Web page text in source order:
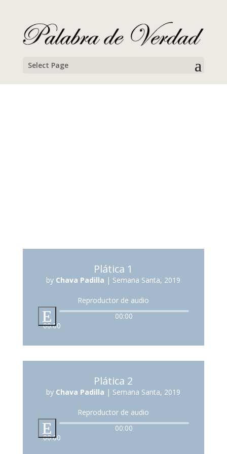
Select Page
Plática 1
by Chava Padilla | Semana Santa, 2019
Reproductor de audio
00:00
00:00
Plática 2
by Chava Padilla | Semana Santa, 2019
Reproductor de audio
00:00
00:00